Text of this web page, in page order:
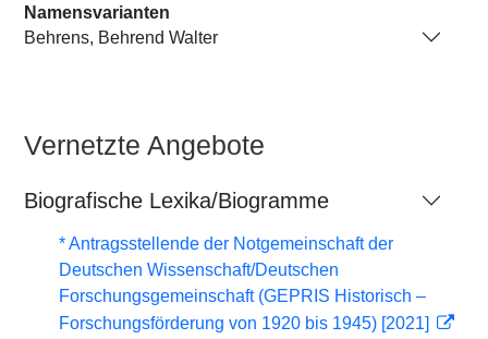
Namensvarianten
Behrens, Behrend Walter
Vernetzte Angebote
Biografische Lexika/Biogramme
* Antragsstellende der Notgemeinschaft der
Deutschen Wissenschaft/Deutschen
Forschungsgemeinschaft (GEPRIS Historisch –
Forschungsförderung von 1920 bis 1945) [2021]